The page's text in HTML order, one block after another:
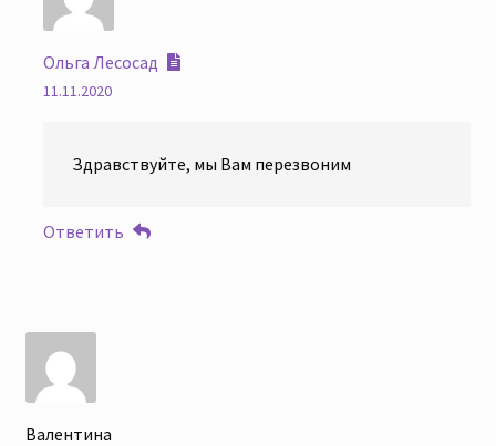
Ольга Лесосад
11.11.2020
Здравствуйте, мы Вам перезвоним
Ответить
Валентина